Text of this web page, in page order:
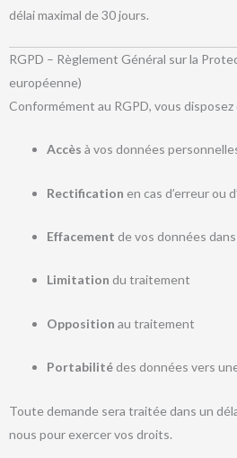
délai maximal de 30 jours.
RGPD – Règlement Général sur la
européenne)
Conformément au RGPD, vous
Accès à vos données
Rectification en cas d’erreur ou
Effacement de vos données
Limitation du traitement
Opposition au traitement
Portabilité des données vers
Toute demande sera traitée dans un
nous pour exercer vos droits.